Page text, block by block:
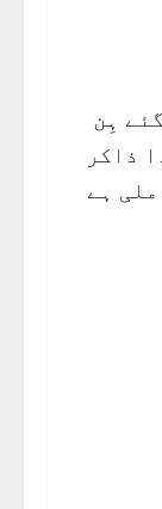
ہِن
ذاکر
ہے